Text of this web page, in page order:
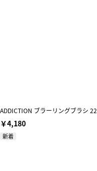
ADDICTION ブラーリングブラシ 22
￥4,180
新着